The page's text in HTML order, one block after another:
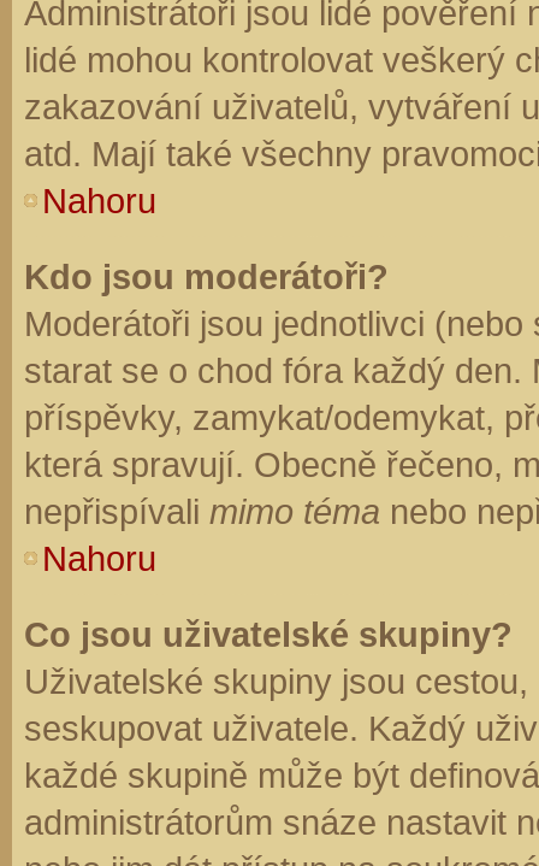
Administrátoři jsou lidé pověření
lidé mohou kontrolovat veškerý
zakazování uživatelů, vytváření
atd. Mají také všechny
Nahoru
Kdo jsou moderátoři?
Moderátoři jsou jednotlivci
starat se o chod fóra každý
příspěvky, zamykat/odemykat,
která spravují. Obecně řečeno,
nepřispívali mimo téma nebo
Nahoru
Co jsou uživatelské skupiny?
Uživatelské skupiny jsou
seskupovat uživatele. Každý
každé skupině může být
administrátorům snáze nastavit